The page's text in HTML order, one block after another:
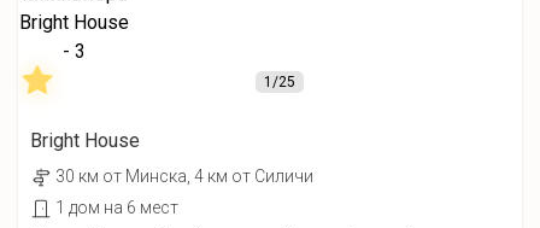
1/25
Bright House
30 км от Минска, 4 км от Силичи
1 дом на 6 мест